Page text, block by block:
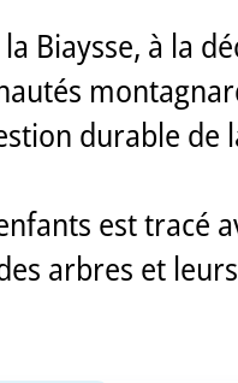
Biaysse, à la
durable
est tracé
arbres et